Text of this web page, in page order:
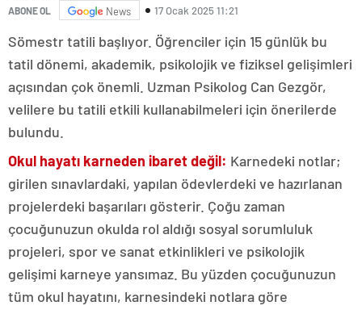
ABONE OL News 17 Ocak 2025 11:21
Sömestr tatili başlıyor. Öğrenciler için 15 günlük bu
tatil dönemi, akademik, psikolojik ve fiziksel gelişimleri
açısından çok önemli. Uzman Psikolog Can Gezgör,
velilere bu tatili etkili kullanabilmeleri için önerilerde
bulundu.
Okul hayatı karneden ibaret değil: Karnedeki notlar;
girilen sınavlardaki, yapılan ödevlerdeki ve hazırlanan
projelerdeki başarıları gösterir. Çoğu zaman
çocuğunuzun okulda rol aldığı sosyal sorumluluk
projeleri, spor ve sanat etkinlikleri ve psikolojik
gelişimi karneye yansımaz. Bu yüzden çocuğunuzun
tüm okul hayatını, karnesindeki notlara göre